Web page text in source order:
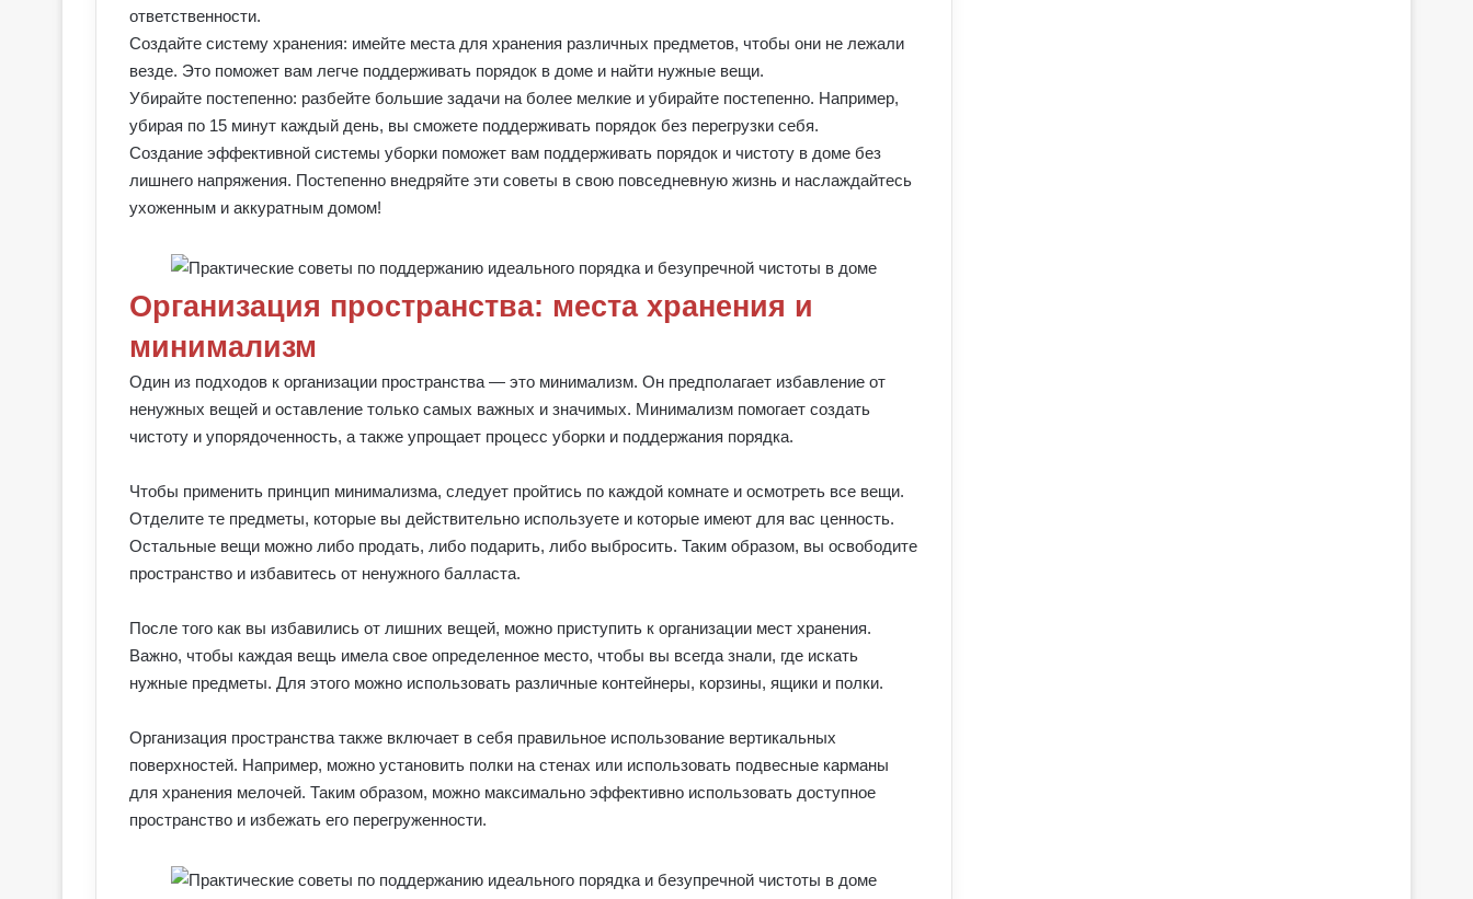
ответственности.
Создайте систему хранения: имейте места для хранения различных предметов, чтобы они не лежали
везде. Это поможет вам легче поддерживать порядок в доме и найти нужные вещи.
Убирайте постепенно: разбейте большие задачи на более мелкие и убирайте постепенно. Например,
убирая по 15 минут каждый день, вы сможете поддерживать порядок без перегрузки себя.
Создание эффективной системы уборки поможет вам поддерживать порядок и чистоту в доме без
лишнего напряжения. Постепенно внедряйте эти советы в свою повседневную жизнь и наслаждайтесь
ухоженным и аккуратным домом!
Организация пространства: места хранения и
минимализм
Один из подходов к организации пространства — это минимализм. Он предполагает избавление от
ненужных вещей и оставление только самых важных и значимых. Минимализм помогает создать
чистоту и упорядоченность, а также упрощает процесс уборки и поддержания порядка.
Чтобы применить принцип минимализма, следует пройтись по каждой комнате и осмотреть все вещи.
Отделите те предметы, которые вы действительно используете и которые имеют для вас ценность.
Остальные вещи можно либо продать, либо подарить, либо выбросить. Таким образом, вы освободите
пространство и избавитесь от ненужного балласта.
После того как вы избавились от лишних вещей, можно приступить к организации мест хранения.
Важно, чтобы каждая вещь имела свое определенное место, чтобы вы всегда знали, где искать
нужные предметы. Для этого можно использовать различные контейнеры, корзины, ящики и полки.
Организация пространства также включает в себя правильное использование вертикальных
поверхностей. Например, можно установить полки на стенах или использовать подвесные карманы
для хранения мелочей. Таким образом, можно максимально эффективно использовать доступное
пространство и избежать его перегруженности.